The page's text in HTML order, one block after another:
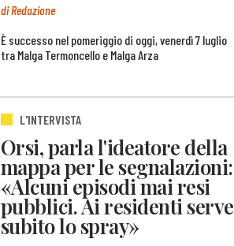
di Redazione
È successo nel pomeriggio di oggi, venerdì 7 luglio
tra Malga Termoncello e Malga Arza
L'INTERVISTA
Orsi, parla l'ideatore della
mappa per le segnalazioni:
«Alcuni episodi mai resi
pubblici. Ai residenti serve
subito lo spray»